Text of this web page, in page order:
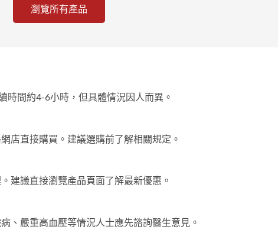
瀏覽所有產品
時間約4-6小時，但具體情況因人而異。
店直接購買。建議選購前了解相關規定。
建議直接瀏覽產品頁面了解最新優惠。
、嚴重高血壓等情況人士應先諮詢醫生意見。